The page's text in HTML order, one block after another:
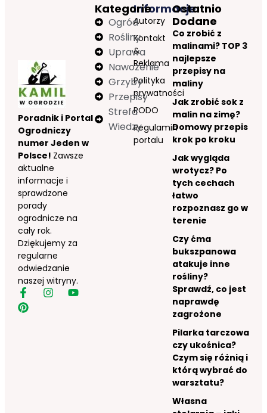
Poradnik i Portal
Ogrodniczy
numer Jeden w
Polsce! Zawsze
aktualne
informacje i
sprawdzone
porady
ogrodnicze na
cały rok.
Dziękujemy za
regularne
odwiedzanie
naszej witryny.
Informacje
Autorzy
Kontakt
&
Reklama
Polityka
prywatności
RODO
Regulamin
portalu
Kategorie
Ogród
Rośliny
Uprawa
Nawożenie
Grzyby
Przepisy
Strefa
Wiedzy
Ostatnio
Dodane
Co zrobić z
malinami? TOP 3
najlepsze
przepisy na
maliny
Jak zrobić sok z
malin na zimę?
Domowy przepis
krok po kroku
Jak wygląda
wrotycz? Po
tych cechach
łatwo
rozpoznasz go w
terenie
Czy ćma
bukszpanowa
atakuje inne
rośliny?
Sprawdź, co jest
naprawdę
zagrożone
Pilarka tarczowa
czy ukośnica?
Czym się różnią i
którą wybrać do
warsztatu?
Własna